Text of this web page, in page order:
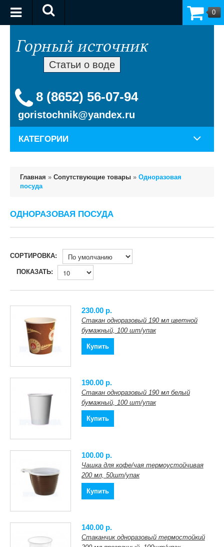
Статьи о воде
0
8 (8652) 56-07-94
goristochnik@yandex.ru
КАТЕГОРИИ
Главная » Сопутствующие товары » Одноразовая
посуда
ОДНОРАЗОВАЯ ПОСУДА
СОРТИРОВКА:
ПОКАЗАТЬ:
230.00 p.
Стакан одноразовый 190 мл цветной
бумажный, 100 шт/упак
Купить
190.00 p.
Стакан одноразовый 190 мл белый
бумажный, 100 шт/упак
Купить
100.00 p.
Чашка для кофе/чая термоустойчивая
200 мл, 50шт/упак
Купить
140.00 p.
Стаканчик одноразовый термостойкий